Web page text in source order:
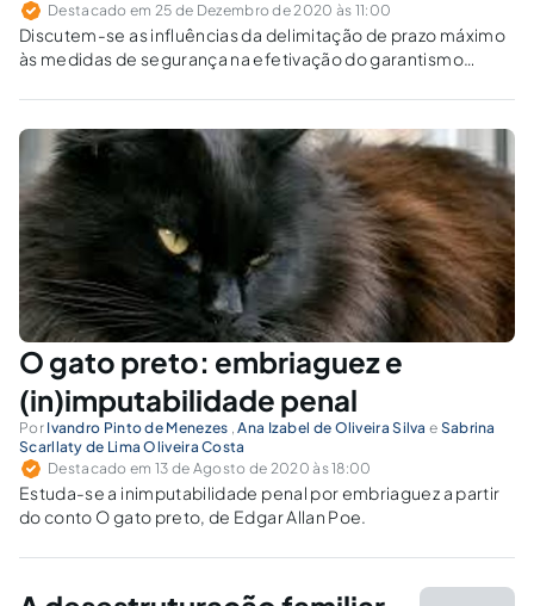
Destacado em 25 de Dezembro de 2020 às 11:00
Discutem-se as influências da delimitação de prazo máximo
às medidas de segurança na efetivação do garantismo
O gato preto: embriaguez e
(in)imputabilidade penal
Por Ivandro Pinto de Menezes ,Ana Izabel de Oliveira Silva e Sabrina
Scarllaty de Lima Oliveira Costa
Destacado em 13 de Agosto de 2020 às 18:00
Estuda-se a inimputabilidade penal por embriaguez a partir
do conto O gato preto, de Edgar Allan Poe.